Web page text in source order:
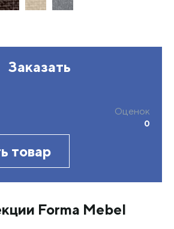
Заказать
Оценок
0
товар
Forma Mebel